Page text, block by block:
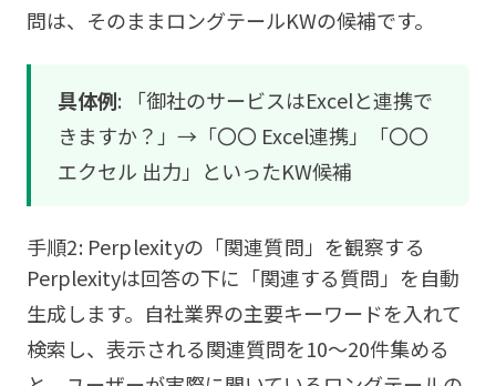
問は、そのままロングテールKWの候補です。
具体例: 「御社のサービスはExcelと連携で
きますか？」→「〇〇 Excel連携」「〇〇
エクセル 出力」といったKW候補
手順2: Perplexityの「関連質問」を観察する
Perplexityは回答の下に「関連する質問」を自動
生成します。自社業界の主要キーワードを入れて
検索し、表示される関連質問を10〜20件集める